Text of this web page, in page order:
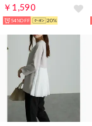
￥1,590
54%OFF 20%